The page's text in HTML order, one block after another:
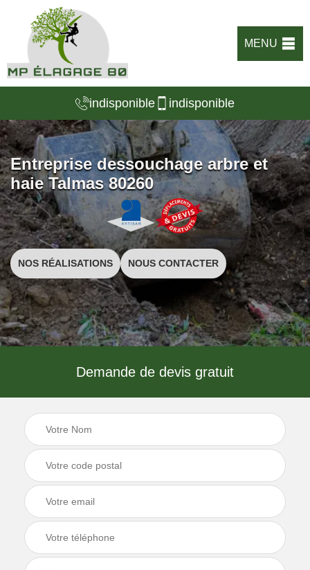
MENU
indisponible indisponible
Entreprise dessouchage arbre et
haie Talmas 80260
NOS RÉALISATIONS NOUS CONTACTER
Demande de devis gratuit